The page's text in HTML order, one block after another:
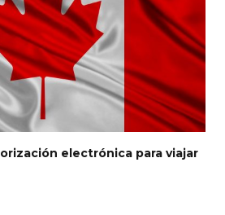
electrónica para viajar